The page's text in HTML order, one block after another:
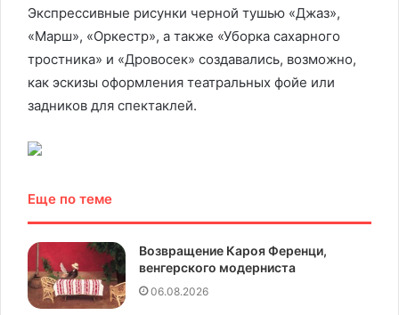
Экспрессивные рисунки черной тушью «Джаз»,
«Марш», «Оркестр», а также «Уборка сахарного
тростника» и «Дровосек» создавались, возможно,
как эскизы оформления театральных фойе или
задников для спектаклей.
Еще по теме
Возвращение Кароя Ференци,
венгерского модерниста
06.08.2026